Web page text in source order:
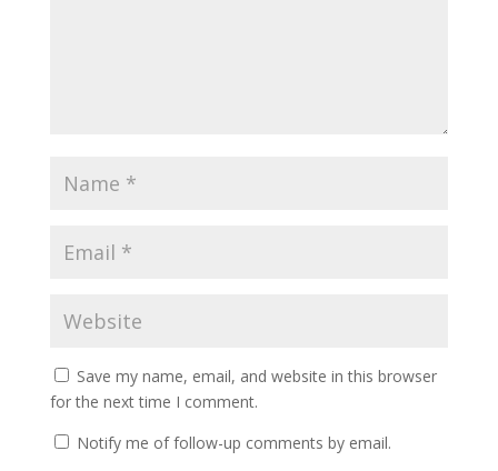
Save my name, email, and website in this browser
for the next time I comment.
Notify me of follow-up comments by email.